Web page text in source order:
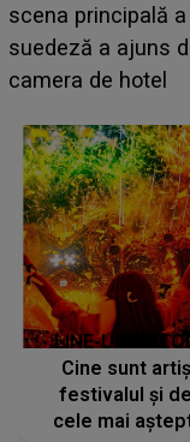
luat prin
BĂIATUL VIZAT
faptului împlinit, A
LINE-UP
Cine sunt
festivalul și
cele mai